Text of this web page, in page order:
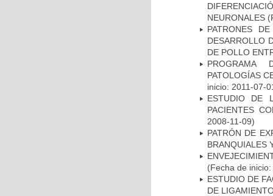
NEURONALES
PATRONES
DESARROLLO
DE POLLO
PROGRAMA
PATOLOGÍAS
inicio: 2011-07-
ESTUDIO DE
PACIENTES
2008-11-09)
PATRÓN DE
BRANQUIALES
(Fecha de
ESTUDIO DE
DE